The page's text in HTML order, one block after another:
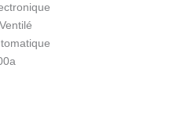
Ventilé